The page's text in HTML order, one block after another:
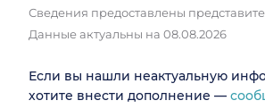
Сведения предоставлены
Данные актуальны на 08.08.2026
Если вы нашли неактуальную
хотите внести дополнение —